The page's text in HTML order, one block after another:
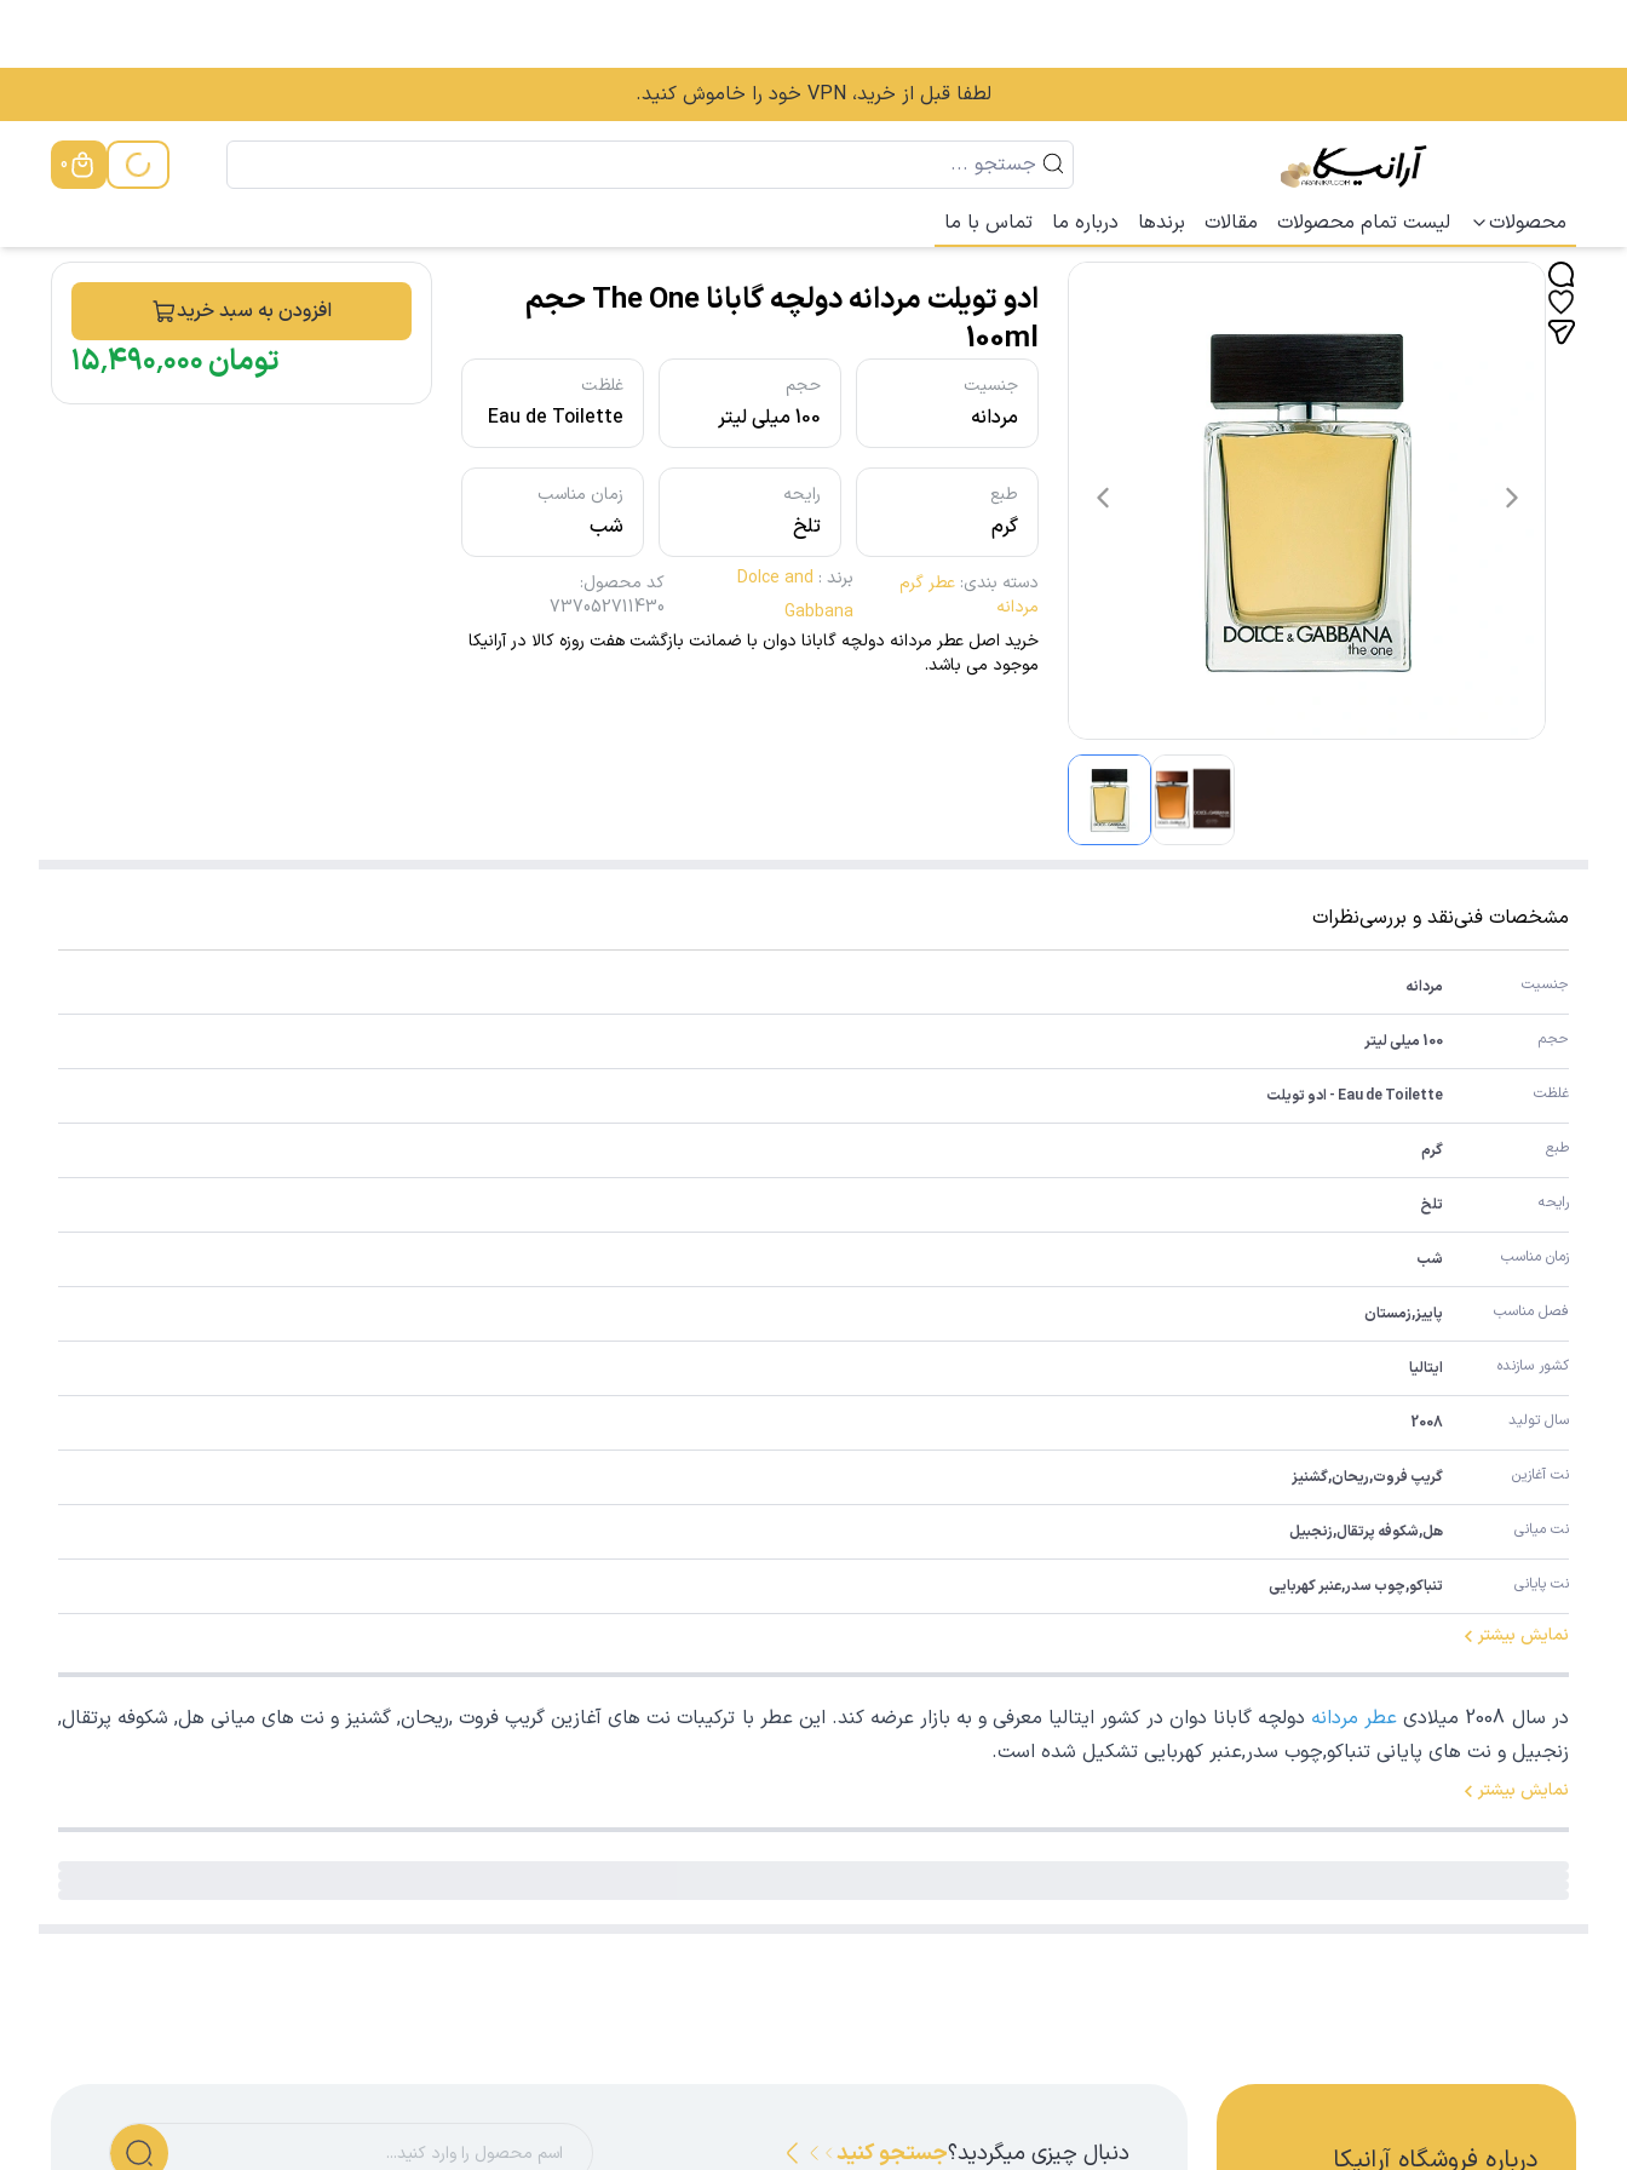
لطفا قبل از خرید، VPN خود را خاموش کنید.
0
محصولات لیست تمام محصولات مقالات برندها درباره ما تماس با ما
ادو تویلت مردانه دولچه گابانا The One حجم
100ml
جنسیت
مردانه
حجم
100 میلی لیتر
غلظت
Eau de Toilette
- ادو تویلت
طبع
گرم
رایحه
تلخ
زمان مناسب
شب
دسته بندی: عطر گرم
مردانه
برند :
Dolce and
Gabbana
کد محصول:
737052711430
خرید اصل عطر مردانه دولچه گابانا دوان با ضمانت بازگشت هفت روزه کالا در آرانیکا
موجود می باشد.
افزودن به سبد خرید
۱۵٬۴۹۰٬۰۰۰تومان
مشخصات فنینقد و بررسینظرات
جنسیت مردانه
حجم 100 میلی لیتر
غلظت Eau de Toilette - ادو تویلت
طبع گرم
رایحه تلخ
زمان مناسب شب
فصل مناسب پاییز,زمستان
کشور سازنده ایتالیا
سال تولید 2008
نت آغازین گریپ فروت,ریحان,گشنیز
نت میانی هل,شکوفه پرتقال,زنجبیل
نت پایانی تنباکو,چوب سدر,عنبر کهربایی
نمایش بیشتر
در سال 2008 میلادی عطر مردانه دولچه گابانا دوان در کشور ایتالیا معرفی و به بازار عرضه کند. این عطر با ترکیبات نت های آغازین گریپ فروت ,ریحان, گشنیز و نت های میانی هل, شکوفه پرتقال,
زنجبیل و نت های پایانی تنباکو,چوب سدر,عنبر کهربایی تشکیل شده است.
نمایش بیشتر
درباره فروشگاه آرانیکا دنبال چیزی میگردید؟جستجو کنید